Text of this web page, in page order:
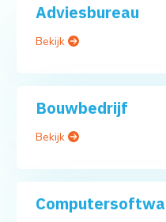
Adviesbureau
Bekijk
Bouwbedrijf
Bekijk